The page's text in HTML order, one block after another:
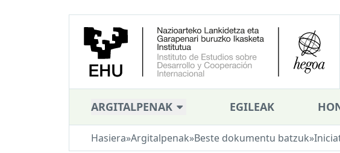
ARGITALPENAK EGILEAK
Hasiera»Argitalpenak»Beste dokumentu batzuk»